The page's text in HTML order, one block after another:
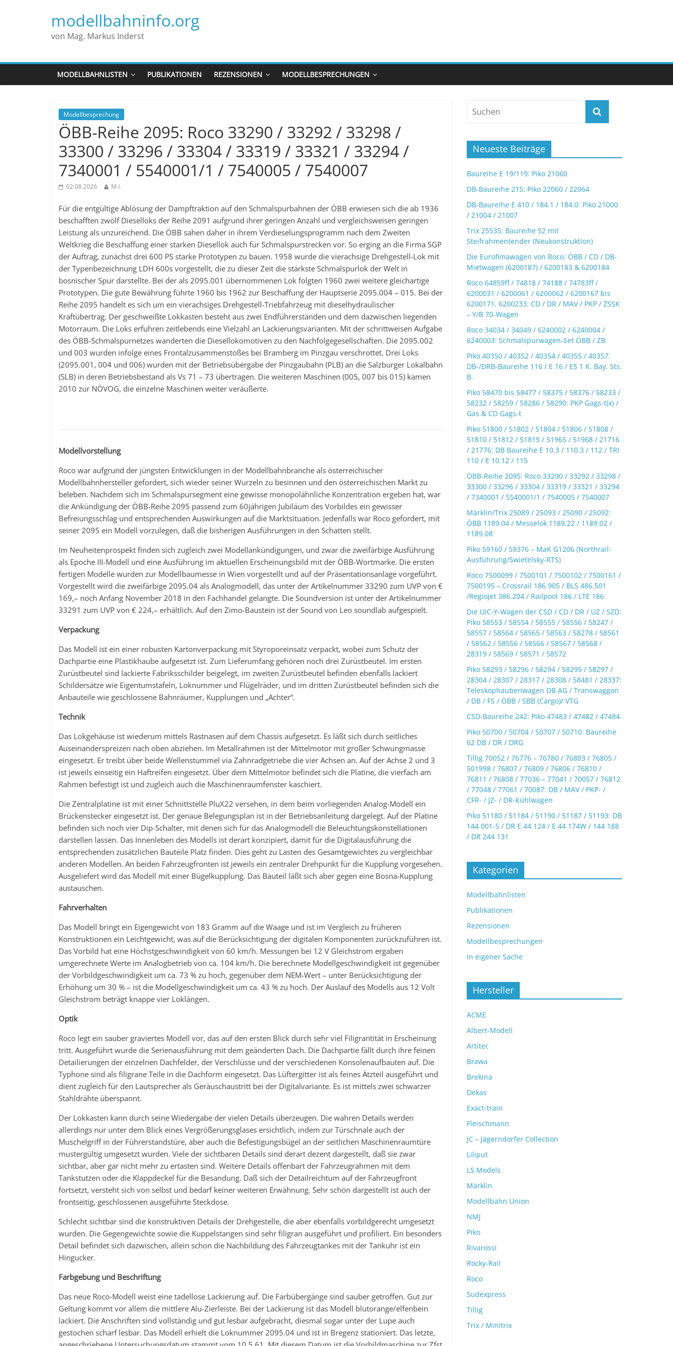
modellbahninfo.org
von Mag. Markus Inderst
MODELLBAHNLISTEN PUBLIKATIONEN REZENSIONEN MODELLBESPRECHUNGEN
Modellbesprechung
ÖBB-Reihe 2095: Roco 33290 / 33292 / 33298 /
33300 / 33296 / 33304 / 33319 / 33321 / 33294 /
7340001 / 5540001/1 / 7540005 / 7540007
02.08.2026 M.I.
Für die entgültige Ablösung der Dampftraktion auf den Schmalspurbahnen der ÖBB erwiesen sich die ab 1936
beschafften zwölf Dieselloks der Reihe 2091 aufgrund ihrer geringen Anzahl und vergleichsweisen geringen
Leistung als unzureichend. Die ÖBB sahen daher in ihrem Verdieselungsprogramm nach dem Zweiten
Weltkrieg die Beschaffung einer starken Diesellok auch für Schmalspurstrecken vor. So erging an die Firma SGP
der Auftrag, zunächst drei 600 PS starke Prototypen zu bauen. 1958 wurde die vierachsige Drehgestell-Lok mit
der Typenbezeichnung LDH 600s vorgestellt, die zu dieser Zeit die stärkste Schmalspurlok der Welt in
bosnischer Spur darstellte. Bei der als 2095.001 übernommenen Lok folgten 1960 zwei weitere gleichartige
Prototypen. Die gute Bewährung führte 1960 bis 1962 zur Beschaffung der Hauptserie 2095.004 – 015. Bei der
Reihe 2095 handelt es sich um ein vierachsiges Drehgestell-Triebfahrzeug mit dieselhydraulischer
Kraftübertrag. Der geschweißte Lokkasten besteht aus zwei Endführerständen und dem dazwischen liegenden
Motorraum. Die Loks erfuhren zeitlebends eine Vielzahl an Lackierungsvarianten. Mit der schrittweisen Aufgabe
des ÖBB-Schmalspurnetzes wanderten die Diesellokomotiven zu den Nachfolgegesellschaften. Die 2095.002
und 003 wurden infolge eines Frontalzusammenstoßes bei Bramberg im Pinzgau verschrottet. Drei Loks
(2095.001, 004 und 006) wurden mit der Betriebsübergabe der Pinzgaubahn (PLB) an die Salzburger Lokalbahn
(SLB) in deren Betriebsbestand als Vs 71 – 73 übertragen. Die weiteren Maschinen (005, 007 bis 015) kamen
2010 zur NÖVOG, die einzelne Maschinen weiter veräußerte.
Modellvorstellung
Roco war aufgrund der jüngsten Entwicklungen in der Modellbahnbranche als österreichischer
Modellbahnhersteller gefordert, sich wieder seiner Wurzeln zu besinnen und den österreichischen Markt zu
beleben. Nachdem sich im Schmalspursegment eine gewisse monopolähnliche Konzentration ergeben hat, war
die Ankündigung der ÖBB-Reihe 2095 passend zum 60jährigen Jubiläum des Vorbildes ein gewisser
Befreiungsschlag und entsprechenden Auswirkungen auf die Marktsituation. Jedenfalls war Roco gefordert, mit
seiner 2095 ein Modell vorzulegen, daß die bisherigen Ausführungen in den Schatten stellt.
Im Neuheitenprospekt finden sich zugleich zwei Modellankündigungen, und zwar die zweifärbige Ausführung
als Epoche III-Modell und eine Ausführung im aktuellen Erscheinungsbild mit der ÖBB-Wortmarke. Die ersten
fertigen Modelle wurden zur Modellbaumesse in Wien vorgestellt und auf der Präsentationsanlage vorgeführt.
Vorgestellt wird die zweifärbige 2095.04 als Analogmodell, das unter der Artikelnummer 33290 zum UVP von €
169,– noch Anfang November 2018 in den Fachhandel gelangte. Die Soundversion ist unter der Artikelnummer
33291 zum UVP von € 224,– erhältlich. Auf den Zimo-Baustein ist der Sound von Leo soundlab aufgespielt.
Verpackung
Das Modell ist ein einer robusten Kartonverpackung mit Styroporeinsatz verpackt, wobei zum Schutz der
Dachpartie eine Plastikhaube aufgesetzt ist. Zum Lieferumfang gehören noch drei Zurüstbeutel. Im ersten
Zurüstbeutel sind lackierte Fabriksschilder beigelegt, im zweiten Zurüstbeutel befinden ebenfalls lackiert
Schildersätze wie Eigentumstafeln, Loknummer und Flügelräder, und im dritten Zurüstbeutel befinden sich die
Anbauteile wie geschlossene Bahnräumer, Kupplungen und „Achter“.
Technik
Das Lokgehäuse ist wiederum mittels Rastnasen auf dem Chassis aufgesetzt. Es läßt sich durch seitliches
Auseinanderspreizen nach oben abziehen. Im Metallrahmen ist der Mittelmotor mit großer Schwungmasse
eingesetzt. Er treibt über beide Wellenstummel via Zahnradgetriebe die vier Achsen an. Auf der Achse 2 und 3
ist jeweils einseitig ein Haftreifen eingesetzt. Über dem Mittelmotor befindet sich die Platine, die vierfach am
Rahmen befestigt ist und zugleich auch die Maschinenraumfenster kaschiert.
Die Zentralplatine ist mit einer Schnittstelle PluX22 versehen, in dem beim vorliegenden Analog-Modell ein
Brückenstecker eingesetzt ist. Der genaue Belegungsplan ist in der Betriebsanleitung dargelegt. Auf der Platine
befinden sich noch vier Dip-Schalter, mit denen sich für das Analogmodell die Beleuchtungskonstellationen
darstellen lassen. Das Innenleben des Modells ist derart konzipiert, damit für die Digitalausführung die
entsprechenden zusätzlichen Bauteile Platz finden. Dies geht zu Lasten des Gesamtgewichtes zu vergleichbar
anderen Modellen. An beiden Fahrzeugfronten ist jeweils ein zentraler Drehpunkt für die Kupplung vorgesehen.
Ausgeliefert wird das Modell mit einer Bügelkupplung. Das Bauteil läßt sich aber gegen eine Bosna-Kupplung
austauschen.
Fahrverhalten
Das Modell bringt ein Eigengewicht von 183 Gramm auf die Waage und ist im Vergleich zu früheren
Konstruktionen ein Leichtgewicht, was auf die Berücksichtigung der digitalen Komponenten zurückzuführen ist.
Das Vorbild hat eine Höchstgeschwindigkeit von 60 km/h. Messungen bei 12 V Gleichstrom ergaben
umgerechnete Werte im Analogbetrieb von ca. 104 km/h. Die berechnete Modellgeschwindigkeit ist gegenüber
der Vorbildgeschwindigkeit um ca. 73 % zu hoch, gegenüber dem NEM-Wert – unter Berücksichtigung der
Erhöhung um 30 % – ist die Modellgeschwindigkeit um ca. 43 % zu hoch. Der Auslauf des Modells aus 12 Volt
Gleichstrom beträgt knappe vier Loklängen.
Optik
Roco legt ein sauber graviertes Modell vor, das auf den ersten Blick durch sehr viel Filigrantität in Erscheinung
tritt. Ausgeführt wurde die Serienausführung mit dem geänderten Dach. Die Dachpartie fällt durch ihre feinen
Detailierungen der einzelnen Dachfelder, der Verschlüsse und der verschiedenen Konsolenaufbauten auf. Die
Typhone sind als filigrane Teile in die Dachform eingesetzt. Das Lüftergitter ist als feines Ätzteil ausgeführt und
dient zugleich für den Lautsprecher als Geräuschaustritt bei der Digitalvariante. Es ist mittels zwei schwarzer
Stahldrähte überspannt.
Der Lokkasten kann durch seine Wiedergabe der vielen Details überzeugen. Die wahren Details werden
allerdings nur unter dem Blick eines Vergrößerungsglases ersichtlich, indem zur Türschnale auch der
Muschelgriff in der Führerstandstüre, aber auch die Befestigungsbügel an der seitlichen Maschinenraumtüre
mustergültig umgesetzt wurden. Viele der sichtbaren Details sind derart dezent dargestellt, daß sie zwar
sichtbar, aber gar nicht mehr zu ertasten sind. Weitere Details offenbart der Fahrzeugrahmen mit dem
Tankstutzen oder die Klappdeckel für die Besandung. Daß sich der Detailreichtum auf der Fahrzeugfront
fortsetzt, versteht sich von selbst und bedarf keiner weiteren Erwähnung. Sehr schön dargestellt ist auch der
frontseitig, geschlossenen ausgeführte Steckdose.
Schlecht sichtbar sind die konstruktiven Details der Drehgestelle, die aber ebenfalls vorbildgerecht umgesetzt
wurden. Die Gegengewichte sowie die Kuppelstangen sind sehr filigran ausgeführt und profiliert. Ein besonders
Detail befindet sich dazwischen, allein schon die Nachbildung des Fahrzeugtankes mit der Tankuhr ist ein
Hingucker.
Farbgebung und Beschriftung
Das neue Roco-Modell weist eine tadellose Lackierung auf. Die Farbübergänge sind sauber getroffen. Gut zur
Geltung kommt vor allem die mittlere Alu-Zierleiste. Bei der Lackierung ist das Modell blutorange/elfenbein
lackiert. Die Anschriften sind vollständig und gut lesbar aufgebracht, diesmal sogar unter der Lupe auch
gestochen scharf lesbar. Das Modell erhielt die Loknummer 2095.04 und ist in Bregenz stationiert. Das letzte,
Neueste Beiträge
Baureihe E 19/119: Piko 21060
DB-Baureihe 215: Piko 22060 / 22064
DB-Baureihe E 410 / 184.1 / 184.0: Piko 21000
/ 21004 / 21007
Trix 25535: Baureihe 52 mit
Steifrahmentender (Neukonstruktion)
Die Eurofimawagen von Roco: ÖBB / CD / DB-
Mietwagen (6200187) / 6200183 & 6200184
Roco 64859ff / 74818 / 74188 / 74783ff /
6200031 / 6200061 / 6200062 / 6200167 bis
6200171, 6200233: CD / DR / MAV / PKP / ZSSK
– Y/B 70-Wagen
Roco 34034 / 34049 / 6240002 / 6240004 /
6240003: Schmalspurwagen-Set ÖBB / ZB
Piko 40350 / 40352 / 40354 / 40355 / 40357:
DB-/DRB-Baureihe 116 / E 16 / ES 1 K. Bay. Sts.
B.
Piko 58470 bis 58477 / 58375 / 58376 / 58233 /
58232 / 58259 / 58286 / 58290: PKP Gags-t(x) /
Gas & CD Gags-t
Piko 51800 / 51802 / 51804 / 51806 / 51808 /
51810 / 51812 / 51815 / 51965 / 51968 / 21716
/ 21776: DB Baureihe E 10.3 / 110.3 / 112 / TRI
110 / E 10.12 / 115
ÖBB-Reihe 2095: Roco 33290 / 33292 / 33298 /
33300 / 33296 / 33304 / 33319 / 33321 / 33294
/ 7340001 / 5540001/1 / 7540005 / 7540007
Märklin/Trix 25089 / 25093 / 25090 / 25092:
ÖBB 1189.04 / Messelok 1189.22 / 1189.02 /
1189.08
Piko 59160 / 59376 – MaK G1206 (Northrail-
Ausführung/Swietelsky-RTS)
Roco 7500099 / 7500101 / 7500102 / 7500161 /
7500195 – Crossrail 186 905 / BLS 486.501
/Regiojet 386.204 / Railpool 186 / LTE 186
Die UIC-Y-Wagen der CSD / CD / DR / UZ / SZD:
Piko 58553 / 58554 / 58555 / 58556 / 58247 /
58557 / 58564 / 58565 / 58563 / 58278 / 58561
/ 58562 / 58556 / 58566 / 58567 / 58568 /
28319 / 58569 / 58571 / 58572
Piko 58293 / 58296 / 58294 / 58295 / 58297 /
28304 / 28307 / 28317 / 28308 / 58481 / 28337:
Teleskophaubenwagen DB AG / Transwaggon
/ DB / FS / ÖBB / SBB (Cargo)/ VTG
CSD-Baureihe 242: Piko 47483 / 47482 / 47484
Piko 50700 / 50704 / 50707 / 50710: Baureihe
62 DB / DR / DRG
Tillig 70052 / 76776 – 76780 / 76803 / 76805 /
501998 / 76807 / 76809 / 76806 / 76810 /
76811 / 76808 / 77036 – 77041 / 70057 / 76812
/ 77048 / 77061 / 70087: DB / MAV / PKP- /
CFR- / JZ- / DR-Kühlwagen
Piko 51180 / 51184 / 51190 / 51187 / 51193: DB
144 001-5 / DR E 44 124 / E 44 174W / 144 188
/ DR 244 131
Kategorien
Modellbahnlisten
Publikationen
Rezensionen
Modellbesprechungen
In eigener Sache
Hersteller
ACME
Albert-Modell
Artitec
Brawa
Brekina
Dekas
Exact-train
Fleischmann
JC – Jägerndorfer Collection
Liliput
LS Models
Märklin
Modellbahn Union
NMJ
Piko
Rivarossi
Rocky-Rail
Roco
Sudexpress
Tillig
Trix / Minitrix